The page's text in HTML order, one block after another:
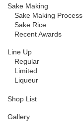
Sake Making
Sake Making Process
Sake Rice
Recent Awards
Line Up
Regular
Limited
Liqueur
Shop List
Gallery